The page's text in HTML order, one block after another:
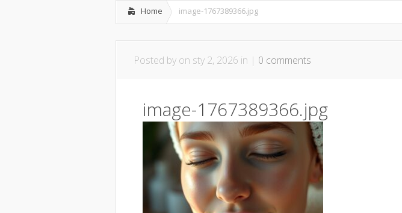
Home image-1767389366.jpg
Posted by on sty 2, 2026 in | 0 comments
image-1767389366.jpg